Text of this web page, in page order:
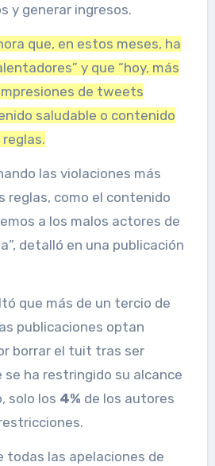
y generar ingresos.
que, en estos meses, ha
y que “hoy, más
de tweets
saludable o contenido
reglas.
las violaciones más
reglas, como el contenido
a los malos actores de
detalló en una publicación
que más de un tercio de
publicaciones optan
borrar el tuit tras ser
ha restringido su alcance
solo los 4% de los autores
todas las apelaciones de